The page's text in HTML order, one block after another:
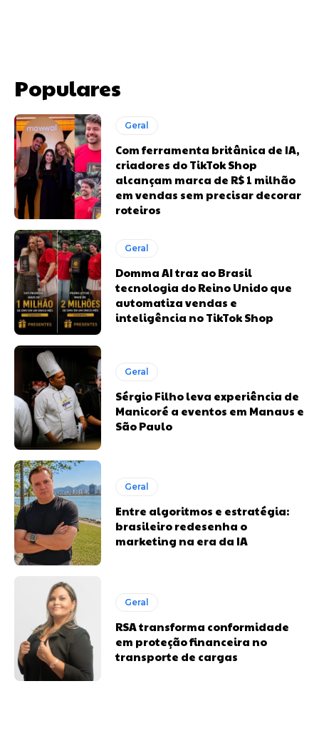
Populares
Geral
Com ferramenta britânica de IA,
criadores do TikTok Shop
alcançam marca de R$ 1 milhão
em vendas sem precisar decorar
roteiros
Geral
Domma AI traz ao Brasil
tecnologia do Reino Unido que
automatiza vendas e
inteligência no TikTok Shop
Geral
Sérgio Filho leva experiência de
Manicoré a eventos em Manaus e
São Paulo
Geral
Entre algoritmos e estratégia:
brasileiro redesenha o
marketing na era da IA
Geral
RSA transforma conformidade
em proteção financeira no
transporte de cargas